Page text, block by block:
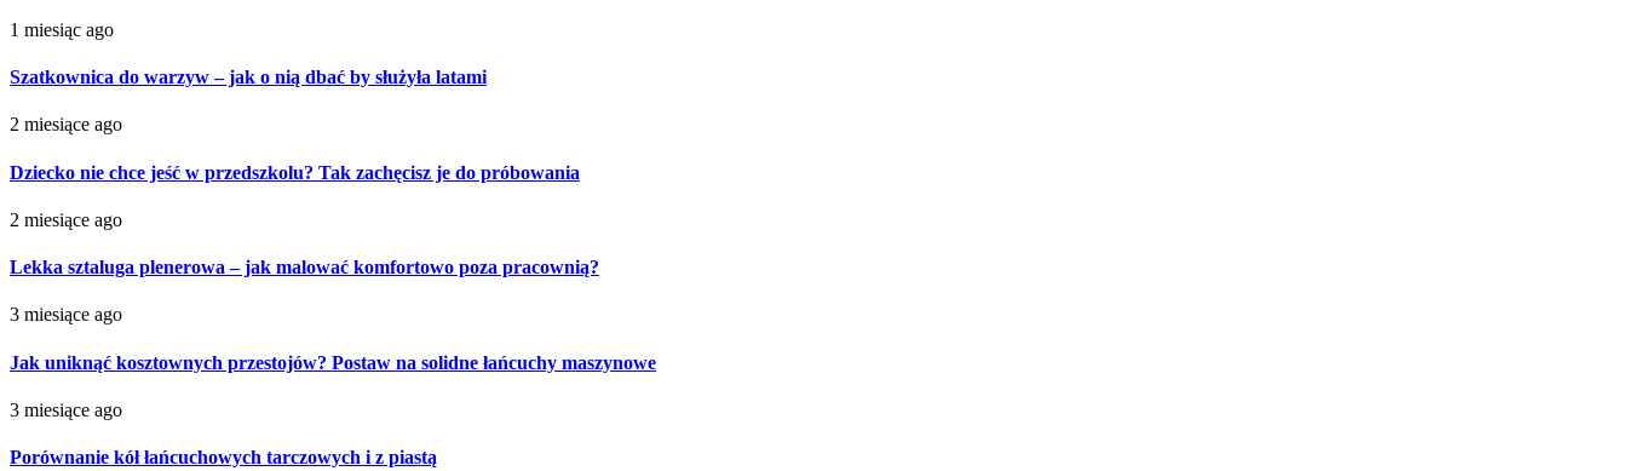
1 miesiąc ago
Szatkownica do warzyw – jak o nią dbać by służyła latami
2 miesiące ago
Dziecko nie chce jeść w przedszkolu? Tak zachęcisz je do próbowania
2 miesiące ago
Lekka sztaluga plenerowa – jak malować komfortowo poza pracownią?
3 miesiące ago
Jak uniknąć kosztownych przestojów? Postaw na solidne łańcuchy maszynowe
3 miesiące ago
Porównanie kół łańcuchowych tarczowych i z piastą